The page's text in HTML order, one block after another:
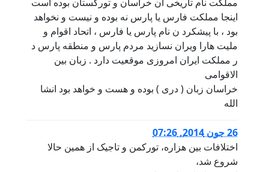
اینجا مملکت فارس یا پارس نه بوده و نیست و نخواهد
بود ، با پیشکرد ن نام پارس یا فارس ، اتحاد اقوام و
ملیت هارا ویران نسازید مردم پارس و منطقه پارس د
ر مملکت ایران امروزی موقعیت دارد . زبان بین
الاقوامی
خراسان زبان ( دری ) بوده و هست و خواهد بود انشا
الله
26 جون 2014, 07:26
اختلافات بین هزاره، تورکمن و تاجیک از همین حالا
شروع شد،